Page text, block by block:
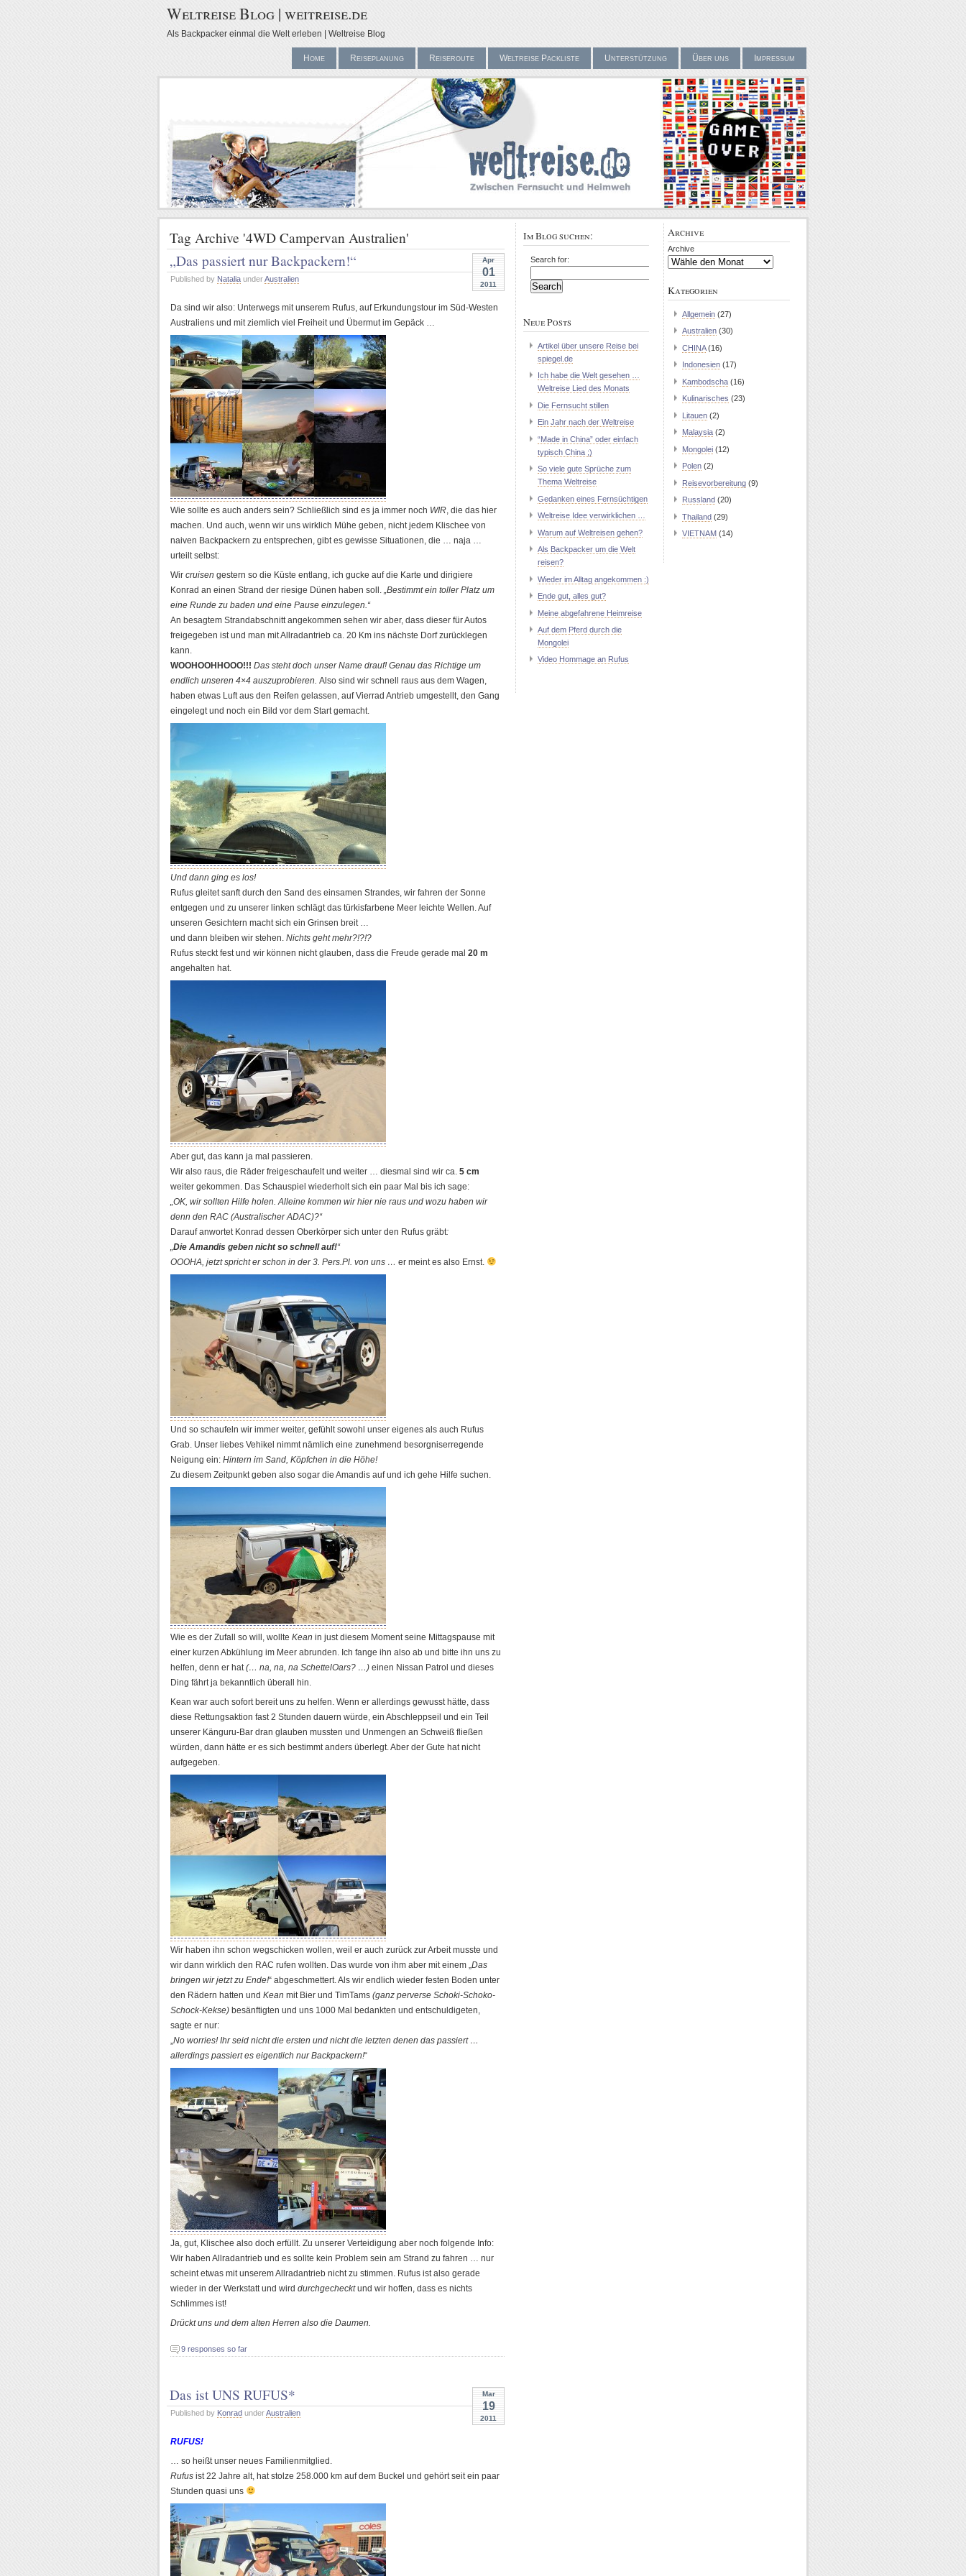
Weltreise Blog | weitreise.de
Als Backpacker einmal die Welt erleben | Weltreise Blog
Home Reiseplanung Reiseroute Weltreise Packliste Unterstützung Über uns Impressum
Tag Archive '4WD Campervan Australien'
Apr
01
2011
„Das passiert nur Backpackern!“
Published by Natalia underAustralien
Da sind wir also: Unterwegs mit unserem Rufus, auf Erkundungstour im Süd-Westen
Australiens und mit ziemlich viel Freiheit und Übermut im Gepäck …
Wie sollte es auch anders sein? Schließlich sind es ja immer noch WIR, die das hier
machen. Und auch, wenn wir uns wirklich Mühe geben, nicht jedem Klischee von
naiven Backpackern zu entsprechen, gibt es gewisse Situationen, die … naja …
urteilt selbst:
Wir cruisen gestern so die Küste entlang, ich gucke auf die Karte und dirigiere
Konrad an einen Strand der riesige Dünen haben soll. „Bestimmt ein toller Platz um
eine Runde zu baden und eine Pause einzulegen.“
An besagtem Strandabschnitt angekommen sehen wir aber, dass dieser für Autos
freigegeben ist und man mit Allradantrieb ca. 20 Km ins nächste Dorf zurücklegen
kann.
WOOHOOHHOOO!!! Das steht doch unser Name drauf! Genau das Richtige um
endlich unseren 4×4 auszuprobieren. Also sind wir schnell raus aus dem Wagen,
haben etwas Luft aus den Reifen gelassen, auf Vierrad Antrieb umgestellt, den Gang
eingelegt und noch ein Bild vor dem Start gemacht.
Und dann ging es los!
Rufus gleitet sanft durch den Sand des einsamen Strandes, wir fahren der Sonne
entgegen und zu unserer linken schlägt das türkisfarbene Meer leichte Wellen. Auf
unseren Gesichtern macht sich ein Grinsen breit …
und dann bleiben wir stehen. Nichts geht mehr?!?!?
Rufus steckt fest und wir können nicht glauben, dass die Freude gerade mal 20 m
angehalten hat.
Aber gut, das kann ja mal passieren.
Wir also raus, die Räder freigeschaufelt und weiter … diesmal sind wir ca. 5 cm
weiter gekommen. Das Schauspiel wiederholt sich ein paar Mal bis ich sage:
„OK, wir sollten Hilfe holen. Alleine kommen wir hier nie raus und wozu haben wir
denn den RAC (Australischer ADAC)?“
Darauf anwortet Konrad dessen Oberkörper sich unter den Rufus gräbt:
Die Amandis geben nicht so schnell auf!“
OOOHA, jetzt spricht er schon in der 3. Pers.Pl. von uns … er meint es also Ernst.
Und so schaufeln wir immer weiter, gefühlt sowohl unser eigenes als auch Rufus
Grab. Unser liebes Vehikel nimmt nämlich eine zunehmend besorgniserregende
Neigung ein: Hintern im Sand, Köpfchen in die Höhe!
Zu diesem Zeitpunkt geben also sogar die Amandis auf und ich gehe Hilfe suchen.
Wie es der Zufall so will, wollte Kean in just diesem Moment seine Mittagspause mit
einer kurzen Abkühlung im Meer abrunden. Ich fange ihn also ab und bitte ihn uns zu
helfen, denn er hat(… na, na, na SchettelOars? …) einen Nissan Patrol und dieses
Ding fährt ja bekanntlich überall hin.
Kean war auch sofort bereit uns zu helfen. Wenn er allerdings gewusst hätte, dass
diese Rettungsaktion fast 2 Stunden dauern würde, ein Abschleppseil und ein Teil
unserer Känguru-Bar dran glauben mussten und Unmengen an Schweiß fließen
würden, dann hätte er es sich bestimmt anders überlegt. Aber der Gute hat nicht
aufgegeben.
Wir haben ihn schon wegschicken wollen, weil er auch zurück zur Arbeit musste und
wir dann wirklich den RAC rufen wollten. Das wurde von ihm aber mit einem „Das
bringen wir jetzt zu Ende!“ abgeschmettert. Als wir endlich wieder festen Boden unter
den Rädern hatten und Kean mit Bier und TimTams (ganz perverse Schoki-Schoko-
Schock-Kekse) besänftigten und uns 1000 Mal bedankten und entschuldigeten,
sagte er nur:
„No worries! Ihr seid nicht die ersten und nicht die letzten denen das passiert …
allerdings passiert es eigentlich nur Backpackern!“
Ja, gut, Klischee also doch erfüllt. Zu unserer Verteidigung aber noch folgende Info:
Wir haben Allradantrieb und es sollte kein Problem sein am Strand zu fahren … nur
scheint etwas mit unserem Allradantrieb nicht zu stimmen. Rufus ist also gerade
wieder in der Werkstatt und wird durchgechecktund wir hoffen, dass es nichts
Schlimmes ist!
Drückt uns und dem alten Herren also die Daumen.
9 responses so far
Mar
19
2011
Das ist UNS RUFUS*
Published by Konrad underAustralien
RUFUS!
… so heißt unser neues Familienmitglied.
Rufus ist 22 Jahre alt, hat stolze 258.000 km auf dem Buckel und gehört seit ein paar
Stunden quasi uns
Im Blog suchen:
Search for:
Neue Posts
Artikel über unsere Reise bei
spiegel.de
Ich habe die Welt gesehen …
Weltreise Lied des Monats
Die Fernsucht stillen
Ein Jahr nach der Weltreise
“Made in China” oder einfach
typisch China ;)
So viele gute Sprüche zum
Thema Weltreise
Gedanken eines Fernsüchtigen
Weltreise Idee verwirklichen …
Warum auf Weltreisen gehen?
Als Backpacker um die Welt
reisen?
Wieder im Alltag angekommen :)
Ende gut, alles gut?
Meine abgefahrene Heimreise
Auf dem Pferd durch die
Mongolei
Video Hommage an Rufus
Archive
Archive
Kategorien
Allgemein (27)
Australien (30)
CHINA(16)
Indonesien (17)
Kambodscha (16)
Kulinarisches (23)
Litauen (2)
Malaysia (2)
Mongolei (12)
Polen (2)
Reisevorbereitung (9)
Russland (20)
Thailand (29)
VIETNAM (14)